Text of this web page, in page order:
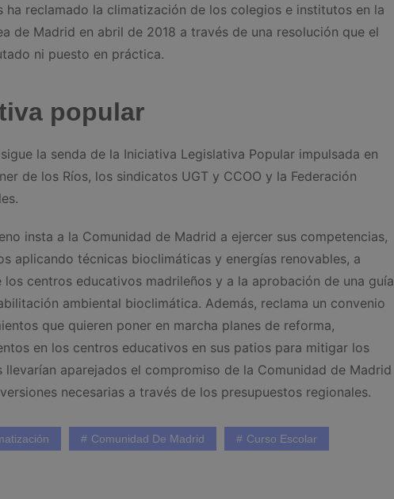
ha reclamado la climatización de los colegios e institutos en la
de Madrid en abril de 2018 a través de una resolución que el
ni puesto en práctica.
popular
la senda de la Iniciativa Legislativa Popular impulsada en
de los Ríos, los sindicatos UGT y CCOO y la Federación
insta a la Comunidad de Madrid a ejercer sus competencias,
aplicando técnicas bioclimáticas y energías renovables, a
centros educativos madrileños y a la aprobación de una guía
ambiental bioclimática. Además, reclama un convenio
que quieren poner en marcha planes de reforma,
en los centros educativos en sus patios para mitigar los
aparejados el compromiso de la Comunidad de Madrid
necesarias a través de los presupuestos regionales.
Comunidad De Madrid Curso Escolar